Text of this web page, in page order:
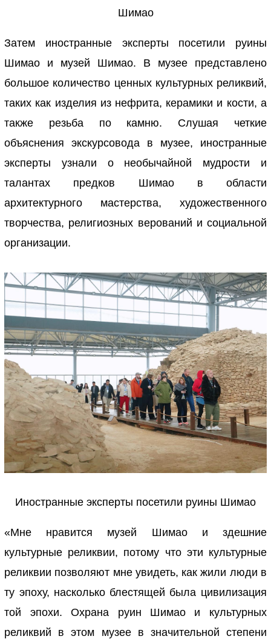
Шимао
Затем иностранные эксперты посетили руины
Шимао и музей Шимао. В музее представлено
большое количество ценных культурных реликвий,
таких как изделия из нефрита, керамики и кости, а
также резьба по камню. Слушая четкие
объяснения экскурсовода в музее, иностранные
эксперты узнали о необычайной мудрости и
талантах предков Шимао в области
архитектурного мастерства, художественного
творчества, религиозных верований и социальной
организации.
Иностранные эксперты посетили руины Шимао
«Мне нравится музей Шимао и здешние
культурные реликвии, потому что эти культурные
реликвии позволяют мне увидеть, как жили люди в
ту эпоху, насколько блестящей была цивилизация
той эпохи. Охрана руин Шимао и культурных
реликвий в этом музее в значительной степени